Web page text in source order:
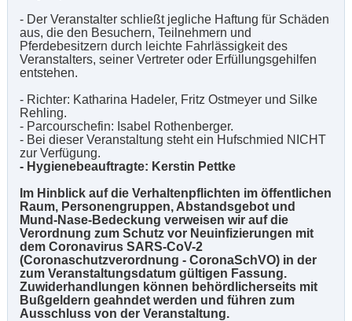
- Der Veranstalter schließt jegliche Haftung für Schäden
aus, die den Besuchern, Teilnehmern und
Pferdebesitzern durch leichte Fahrlässigkeit des
Veranstalters, seiner Vertreter oder Erfüllungsgehilfen
entstehen.
- Richter: Katharina Hadeler, Fritz Ostmeyer und Silke
Rehling.
- Parcourschefin: Isabel Rothenberger.
- Bei dieser Veranstaltung steht ein Hufschmied NICHT
zur Verfügung.
- Hygienebeauftragte: Kerstin Pettke
Im Hinblick auf die Verhaltenpflichten im öffentlichen
Raum, Personengruppen, Abstandsgebot und
Mund-Nase-Bedeckung verweisen wir auf die
Verordnung zum Schutz vor Neuinfizierungen mit
dem Coronavirus SARS-CoV-2
(Coronaschutzverordnung - CoronaSchVO) in der
zum Veranstaltungsdatum gültigen Fassung.
Zuwiderhandlungen können behördlicherseits mit
Bußgeldern geahndet werden und führen zum
Ausschluss von der Veranstaltung.